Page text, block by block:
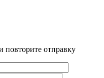
повторите отправку